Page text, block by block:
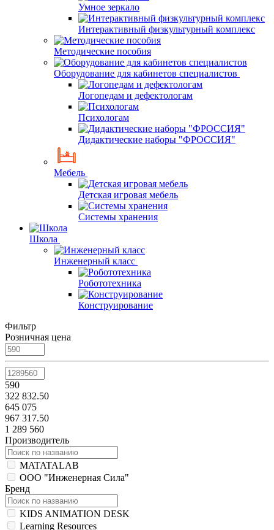
Умное зеркало
Интерактивный физкультурный комплекс
Методические пособия
Оборудование для кабинетов специалистов
Логопедам и дефектологам
Психологам
Дидактические наборы "ФРОССИЯ"
Мебель
Детская игровая мебель
Системы хранения
Школа
Инженерный класс
Робототехника
Конструирование
Фильтр
Розничная цена
590
322 832.50
645 075
967 317.50
1 289 560
Производитель
MATATALAB
ООО "Инженерная Сила"
Бренд
KIDS ANIMATION DESK
Learning Resources